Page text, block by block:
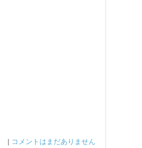
| コメントはまだありません